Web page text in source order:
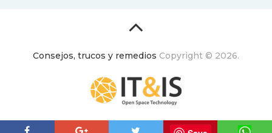
Consejos, trucos y remedios Copyright © 2026.
ItyIs Siglo XXI|Euroresidentes Principios generales